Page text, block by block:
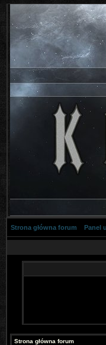
Strona główna forum Panel
Strona główna forum